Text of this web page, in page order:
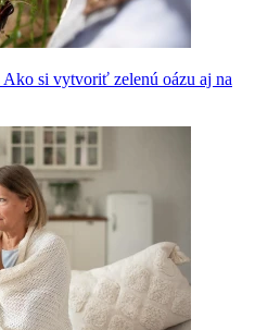
si vytvoriť zelenú oázu aj na